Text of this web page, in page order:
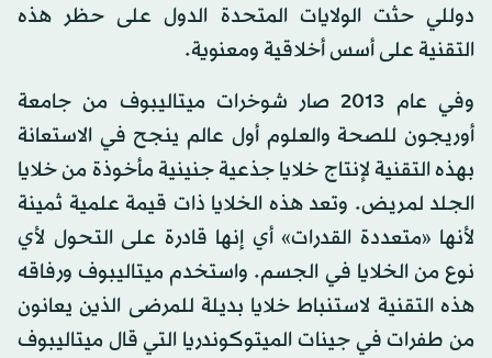
دوللي حثت الولايات المتحدة الدول على حظر هذه
التقنية على أسس أخلاقية ومعنوية.
وفي عام 2013 صار شوخرات ميتاليبوف من جامعة
أوريجون للصحة والعلوم أول عالم ينجح في الاستعانة
بهذه التقنية لإنتاج خلايا جذعية جنينية مأخوذة من خلايا
الجلد لمريض. وتعد هذه الخلايا ذات قيمة علمية ثمينة
لأنها «متعددة القدرات» أي إنها قادرة على التحول لأي
نوع من الخلايا في الجسم. واستخدم ميتاليبوف ورفاقه
هذه التقنية لاستنباط خلايا بديلة للمرضى الذين يعانون
من طفرات في جينات الميتوكوندريا التي قال ميتاليبوف